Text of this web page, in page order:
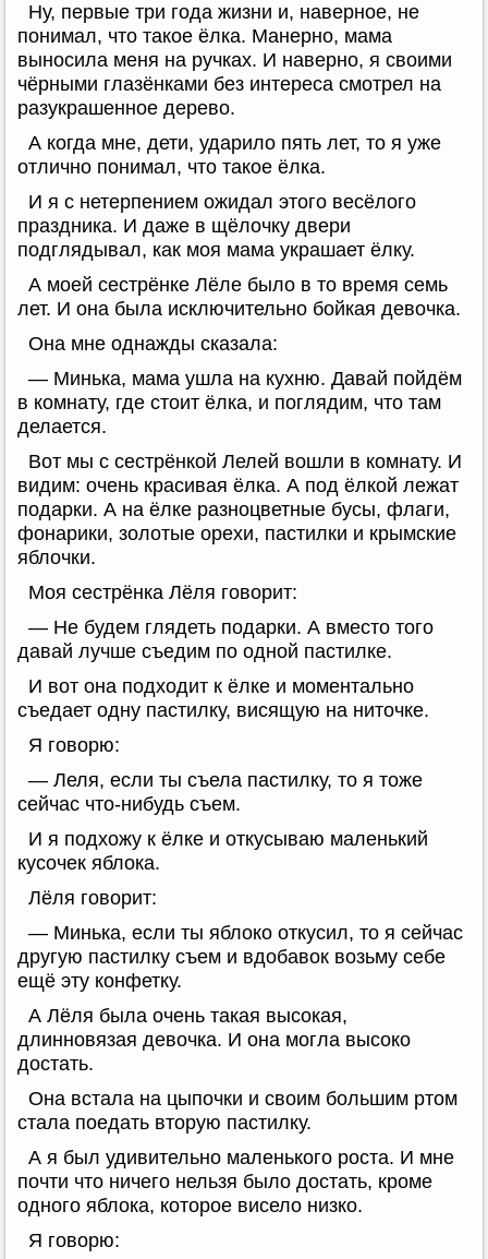
Ну, первые три года жизни и, наверное, не
понимал, что такое ёлка. Манерно, мама
выносила меня на ручках. И наверно, я своими
чёрными глазёнками без интереса смотрел на
разукрашенное дерево.
А когда мне, дети, ударило пять лет, то я уже
отлично понимал, что такое ёлка.
И я с нетерпением ожидал этого весёлого
праздника. И даже в щёлочку двери
подглядывал, как моя мама украшает ёлку.
А моей сестрёнке Лёле было в то время семь
лет. И она была исключительно бойкая девочка.
Она мне однажды сказала:
— Минька, мама ушла на кухню. Давай пойдём
в комнату, где стоит ёлка, и поглядим, что там
делается.
Вот мы с сестрёнкой Лелей вошли в комнату. И
видим: очень красивая ёлка. А под ёлкой лежат
подарки. А на ёлке разноцветные бусы, флаги,
фонарики, золотые орехи, пастилки и крымские
яблочки.
Моя сестрёнка Лёля говорит:
— Не будем глядеть подарки. А вместо того
давай лучше съедим по одной пастилке.
И вот она подходит к ёлке и моментально
съедает одну пастилку, висящую на ниточке.
Я говорю:
— Леля, если ты съела пастилку, то я тоже
сейчас что-нибудь съем.
И я подхожу к ёлке и откусываю маленький
кусочек яблока.
Лёля говорит:
— Минька, если ты яблоко откусил, то я сейчас
другую пастилку съем и вдобавок возьму себе
ещё эту конфетку.
А Лёля была очень такая высокая,
длинновязая девочка. И она могла высоко
достать.
Она встала на цыпочки и своим большим ртом
стала поедать вторую пастилку.
А я был удивительно маленького роста. И мне
почти что ничего нельзя было достать, кроме
одного яблока, которое висело низко.
Я говорю: